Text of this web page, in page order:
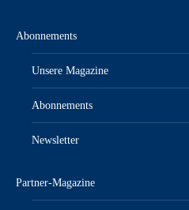
Abonnements
Unsere Magazine
Abonnements
Newsletter
Partner-Magazine